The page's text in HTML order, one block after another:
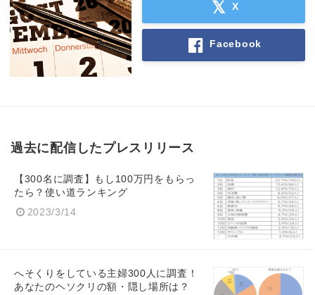
X
Facebook
過去に配信したプレスリリース
【300名に調査】もし100万円をもらっ
たら？使い道ランキング
2023/3/14
へそくりをしている主婦300人に調査！
あなたのヘソクリの額・隠し場所は？